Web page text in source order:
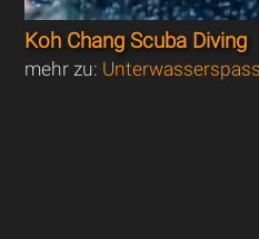
Koh Chang Scuba Diving
mehr zu: